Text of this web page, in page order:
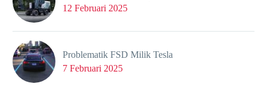
12 Februari 2025
Problematik FSD Milik Tesla
7 Februari 2025